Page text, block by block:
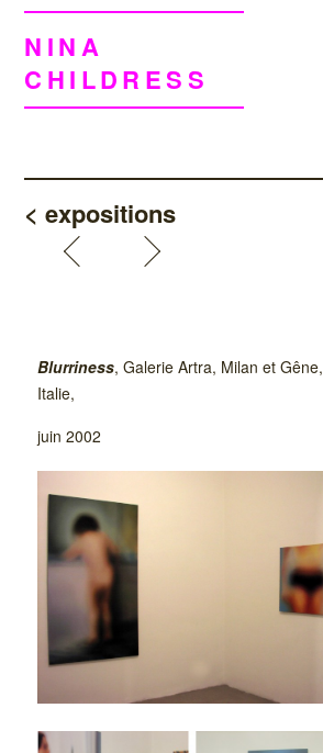
NINA
CHILDRESS
< expositions
Blurriness, Galerie Artra, Milan et Gêne,
Italie,
juin 2002